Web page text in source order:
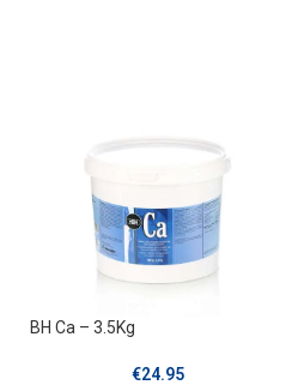
BH Ca – 3.5Kg
€24.95